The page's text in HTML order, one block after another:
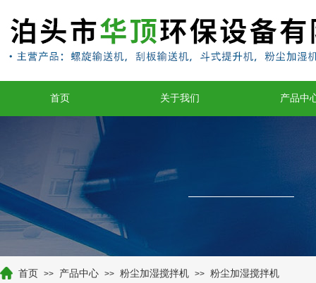
首页 关于我们 产品中
首页 >> 产品中心 >> 粉尘加湿搅拌机 >> 粉尘加湿搅拌机